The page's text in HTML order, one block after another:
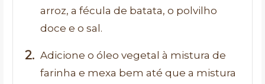
arroz, a fécula de batata, o polvilho
doce e o sal.
Adicione o óleo vegetal à mistura de
farinha e mexa bem até que a mistura